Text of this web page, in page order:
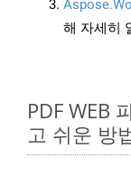
해 자세히
PDF WEB
고 쉬운 방